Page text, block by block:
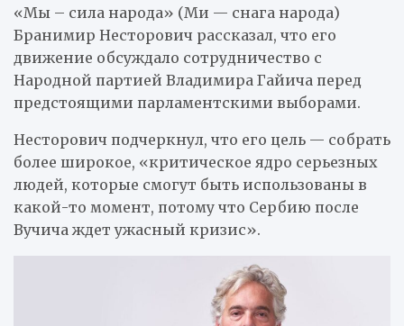
«Мы – сила народа» (Ми — снага народа)
Бранимир Несторович рассказал, что его
движение обсуждало сотрудничество с
Народной партией Владимира Гайича перед
предстоящими парламентскими выборами.
Несторович подчеркнул, что его цель — собрать
более широкое, «критическое ядро серьезных
людей, которые смогут быть использованы в
какой-то момент, потому что Сербию после
Вучича ждет ужасный кризис».